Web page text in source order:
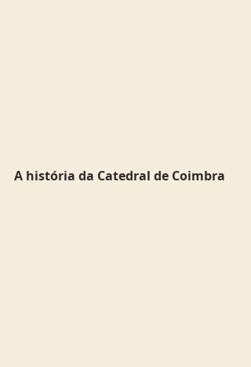
A história da Catedral de Coimbra